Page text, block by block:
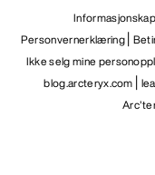
Personvernerklæring
Ikke selg mine
blog.arcteryx.com